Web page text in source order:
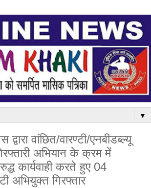
▼
द्वारा वांछित/वारण्टी/एनबीडब्ल्यू
अभियान के क्रम में
कार्यवाही करते हुए 04
अभियुक्त गिरफ्तार